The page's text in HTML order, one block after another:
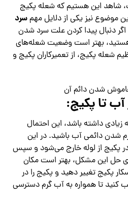
شاهد این هستیم که شعله پکیج
نیز یکی از دلایل مهمسرد
دنبال پیدا کردن علت سرد شدن
بهتر است وضعیت شعله‌های
شعله پکیج، از تعمیرکاران پکیج و
شدن دائم آن
زیادی داشته باشد، این احتمال
شدن دائمی آب باشید. در این
پکیج از لوله خارج می‌شود و سپس
حل این مشکل، بهتر است مکان
پکیج تغییر دهید و پکیج را در
کنید تا همواره به آب گرم دسترسی